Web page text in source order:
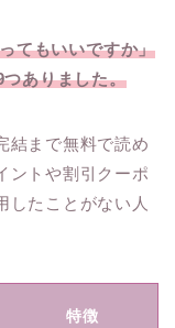
てもいいですか」
ありました。
結まで無料で読め
ントや割引クーポ
したことがない人
特徴